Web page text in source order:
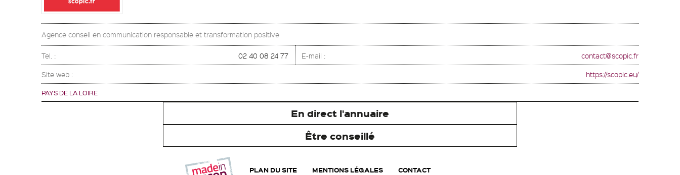
Agence conseil en communication responsable et transformation positive
Tel. : 02 40 08 24 77 E-mail : contact@scopic.fr
Site web : https://scopic.eu/
PAYS DE LA LOIRE
En direct l'annuaire
Être conseillé
PLAN DU SITE MENTIONS LÉGALES CONTACT